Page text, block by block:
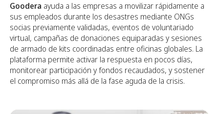
Goodera ayuda a las empresas a movilizar rápidamente a
sus empleados durante los desastres mediante ONGs
socias previamente validadas, eventos de voluntariado
virtual, campañas de donaciones equiparadas y sesiones
de armado de kits coordinadas entre oficinas globales. La
plataforma permite activar la respuesta en pocos días,
monitorear participación y fondos recaudados, y sostener
el compromiso más allá de la fase aguda de la crisis.